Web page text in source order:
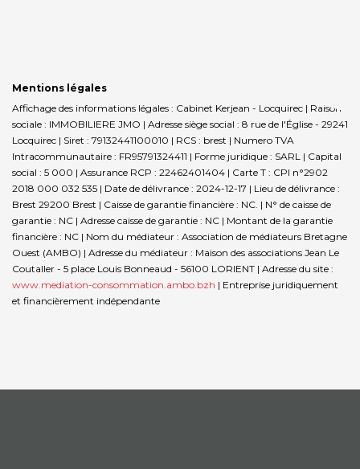
Mentions légales
Affichage des informations légales : Cabinet Kerjean - Locquirec | Raison
sociale : IMMOBILIERE JMO | Adresse siège social : 8 rue de l'Église - 29241
Locquirec | Siret : 79132441100010 | RCS : brest | Numero TVA
Intracommunautaire : FR95791324411 | Forme juridique : SARL | Capital
social : 5 000 | Assurance RCP : 22462401404 | Carte T : CPI n°2902
2018 000 032 535 | Date de délivrance : 2024-12-17 | Lieu de délivrance :
Brest 29200 Brest | Caisse de garantie financière : NC. | N° de caisse de
garantie : NC | Adresse caisse de garantie : NC | Montant de la garantie
financière : NC | Nom du médiateur : Association de médiateurs Bretagne
Ouest (AMBO) | Adresse du médiateur : Maison des associations Jean Le
Coutaller - 5 place Louis Bonneaud - 56100 LORIENT | Adresse du site :
www.mediation-consommation.ambo.bzh | Entreprise juridiquement
et financièrement indépendante